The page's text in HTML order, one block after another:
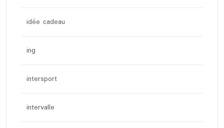
idée cadeau
ing
intersport
intervalle